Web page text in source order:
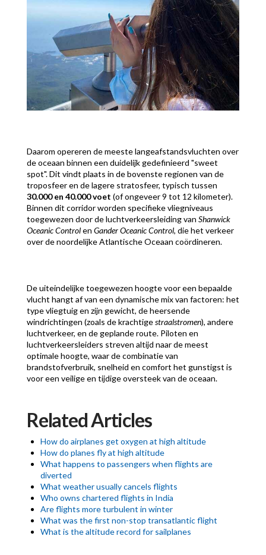
Daarom opereren de meeste langeafstandsvluchten over
de oceaan binnen een duidelijk gedefinieerd "sweet
spot". Dit vindt plaats in de bovenste regionen van de
troposfeer en de lagere stratosfeer, typisch tussen
30.000 en 40.000 voet (of ongeveer 9 tot 12 kilometer).
Binnen dit corridor worden specifieke vliegniveaus
toegewezen door de luchtverkeersleiding van Shanwick
Oceanic Controlen Gander Oceanic Control, die het verkeer
over de noordelijke Atlantische Oceaan coördineren.
De uiteindelijke toegewezen hoogte voor een bepaalde
vlucht hangt af van een dynamische mix van factoren: het
type vliegtuig en zijn gewicht, de heersende
windrichtingen (zoals de krachtigestraalstromen), andere
luchtverkeer, en de geplande route. Piloten en
luchtverkeersleiders streven altijd naar de meest
optimale hoogte, waar de combinatie van
brandstofverbruik, snelheid en comfort het gunstigst is
voor een veilige en tijdige oversteek van de oceaan.
Related Articles
How do airplanes get oxygen at high altitude
How do planes fly at high altitude
What happens to passengers when flights are
diverted
What weather usually cancels flights
Who owns chartered flights in India
Are flights more turbulent in winter
What was the first non-stop transatlantic flight
What is the altitude record for sailplanes